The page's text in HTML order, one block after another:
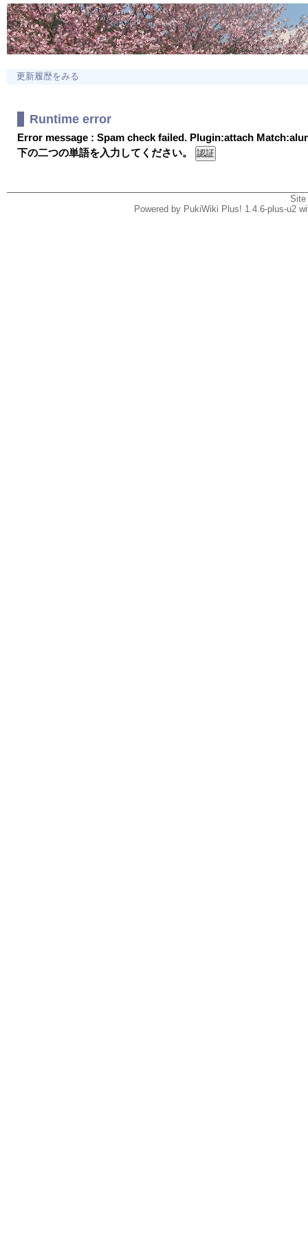
更新履歴をみる
Runtime error
Error message : Spam check failed. Plugin:attach
下の二つの単語を入力してください。
Powered by PukiWiki Plus! 1.4.6-plus-u2